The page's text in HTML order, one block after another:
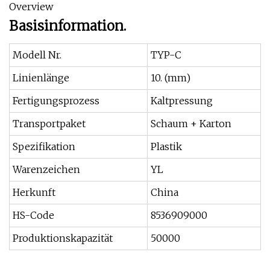
Overview
Basisinformation.
Modell Nr.
TYP-C
Linienlänge
10. (mm)
Fertigungsprozess
Kaltpressung
Transportpaket
Schaum + Karton
Spezifikation
Plastik
Warenzeichen
YL
Herkunft
China
HS-Code
8536909000
Produktionskapazität
50000